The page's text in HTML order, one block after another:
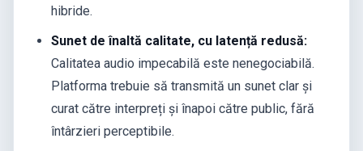
hibride.
Sunet de înaltă calitate, cu latență redusă:
Calitatea audio impecabilă este nenegociabilă.
Platforma trebuie să transmită un sunet clar și
curat către interpreți și înapoi către public, fără
întârzieri perceptibile.